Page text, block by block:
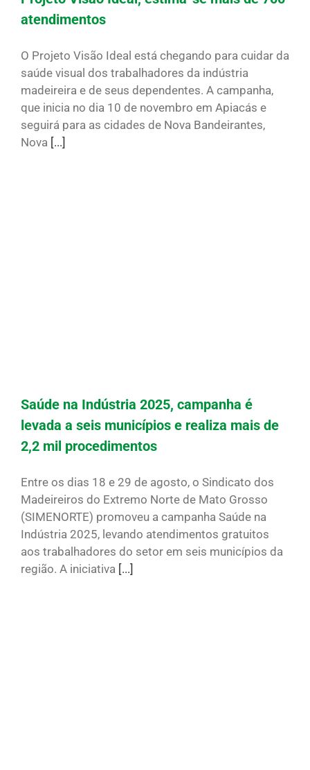
atendimentos
O Projeto Visão Ideal está chegando para cuidar da
saúde visual dos trabalhadores da indústria
madeireira e de seus dependentes. A campanha,
que inicia no dia 10 de novembro em Apiacás e
seguirá para as cidades de Nova Bandeirantes,
Nova [...]
Saúde na Indústria 2025, campanha é
levada a seis municípios e realiza mais de
2,2 mil procedimentos
Entre os dias 18 e 29 de agosto, o Sindicato dos
Madeireiros do Extremo Norte de Mato Grosso
(SIMENORTE) promoveu a campanha Saúde na
Indústria 2025, levando atendimentos gratuitos
aos trabalhadores do setor em seis municípios da
região. A iniciativa [...]